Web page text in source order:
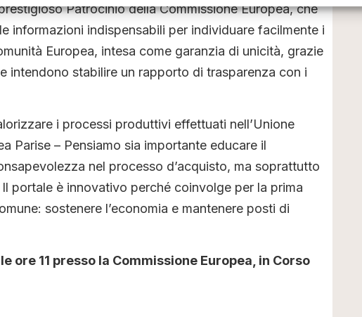
Patrocinio della Commissione Europea, che
informazioni indispensabili per individuare facilmente i
Europea, intesa come garanzia di unicità, grazie
intendono stabilire un rapporto di trasparenza con i
i processi produttivi effettuati nell’Unione
Parise – Pensiamo sia importante educare il
nel processo d’acquisto, ma soprattutto
portale è innovativo perché coinvolge per la prima
sostenere l’economia e mantenere posti di
11 presso la Commissione Europea, in Corso